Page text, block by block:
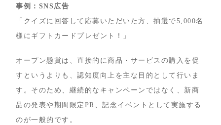
事例：SNS広告
「クイズに回答して応募いただいた方、抽選で5,000名
様にギフトカードプレゼント！」
オープン懸賞は、直接的に商品・サービスの購入を促
すというよりも、認知度向上を主な目的として行いま
す。そのため、継続的なキャンペーンではなく、新商
品の発表や期間限定PR、記念イベントとして実施する
のが一般的です。